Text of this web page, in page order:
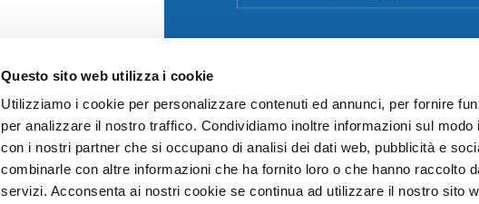
Questo sito web utilizza i cookie
Utilizziamo i cookie per personalizzare contenuti ed annunci, per fornire
per analizzare il nostro traffico. Condividiamo inoltre informazioni sul
con i nostri partner che si occupano di analisi dei dati web, pubblicità e
combinarle con altre informazioni che ha fornito loro o che hanno raccolto
servizi. Acconsenta ai nostri cookie se continua ad utilizzare il nostro sito